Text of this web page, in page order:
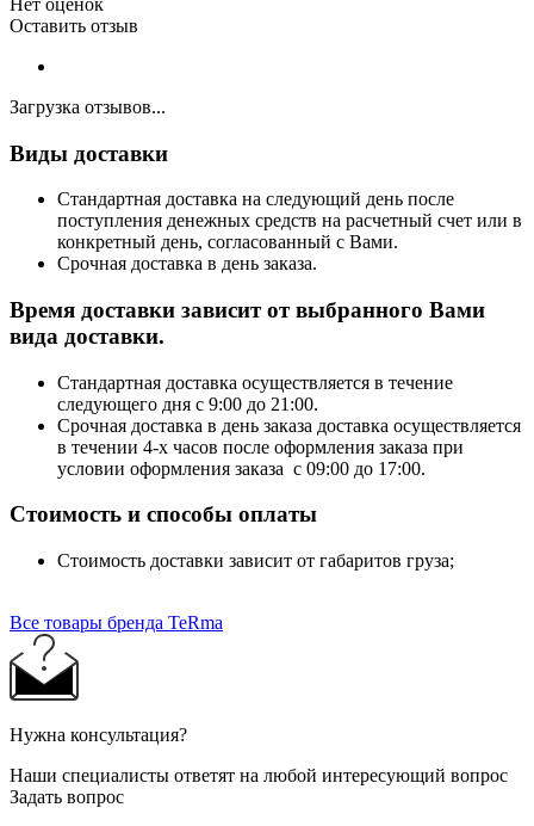
Оставить отзыв
Загрузка отзывов...
Виды доставки
Стандартная доставка на следующий день после
поступления денежных средств на расчетный счет или в
конкретный день, согласованный с Вами.
Срочная доставка в день заказа.
Время доставки зависит от выбранного Вами
вида доставки.
Стандартная доставка осуществляется в течение
следующего дня с 9:00 до 21:00.
Срочная доставка в день заказа доставка осуществляется
в течении 4-х часов после оформления заказа при
условии оформления заказа с 09:00 до 17:00.
Стоимость и способы оплаты
Стоимость доставки зависит от габаритов груза;
Все товары бренда TeRma
Нужна консультация?
Наши специалисты ответят на любой интересующий вопрос
Задать вопрос